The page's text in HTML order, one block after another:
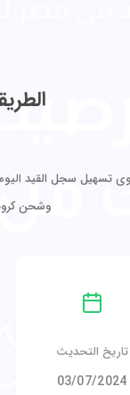
سجل القيد اليومية
وشحن
تاريخ التحديث
03/07/2024